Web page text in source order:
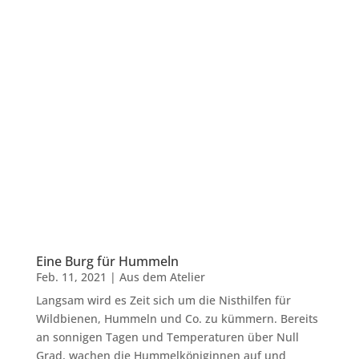
Eine Burg für Hummeln
Feb. 11, 2021 | Aus dem Atelier
Langsam wird es Zeit sich um die Nisthilfen für
Wildbienen, Hummeln und Co. zu kümmern. Bereits
an sonnigen Tagen und Temperaturen über Null
Grad, wachen die Hummelköniginnen auf und